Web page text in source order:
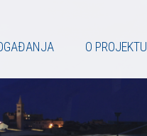
O PROJEKTU